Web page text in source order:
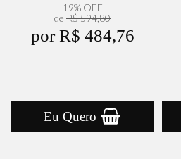
19% OFF
de R$ 594,80
por R$ 484,76
Eu Quero